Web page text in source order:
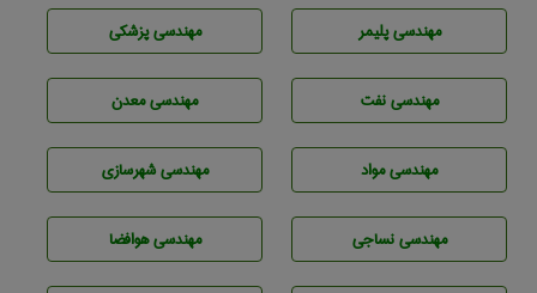
مهندسی پليمر مهندسی پزشکی
مهندسی نفت مهندسی معدن
مهندسی مواد مهندسی شهرسازی
مهندسي نساجی مهندسی هوافضا